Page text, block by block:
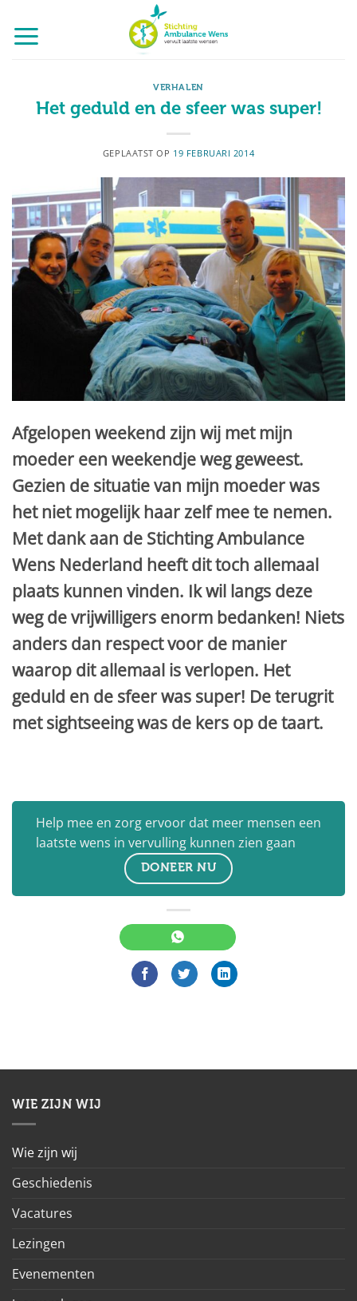
naar
inhoud
VERHALEN
Het geduld en de sfeer was super!
GEPLAATST OP 19 FEBRUARI 2014
Afgelopen weekend zijn wij met mijn
moeder een weekendje weg geweest.
Gezien de situatie van mijn moeder was
het niet mogelijk haar zelf mee te nemen.
Met dank aan de Stichting Ambulance
Wens Nederland heeft dit toch allemaal
plaats kunnen vinden. Ik wil langs deze
weg de vrijwilligers enorm bedanken! Niets
anders dan respect voor de manier
waarop dit allemaal is verlopen. Het
geduld en de sfeer was super! De terugrit
met sightseeing was de kers op de taart.
Help mee en zorg ervoor dat meer mensen een
laatste wens in vervulling kunnen zien gaan
DONEER NU
WIE ZIJN WIJ
Wie zijn wij
Geschiedenis
Vacatures
Lezingen
Evenementen